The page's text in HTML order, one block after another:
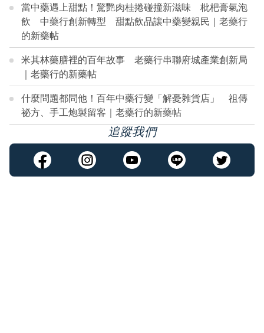
當中藥遇上甜點！驚艷肉桂捲碰撞新滋味 枇杷膏氣泡
飲 中藥行創新轉型 甜點飲品讓中藥變親民｜老藥行
的新藥帖
米其林藥膳裡的百年故事 老藥行串聯府城產業創新局
｜老藥行的新藥帖
什麼問題都問他！百年中藥行變「解憂雜貨店」 祖傳
祕方、手工炮製留客｜老藥行的新藥帖
追蹤我們